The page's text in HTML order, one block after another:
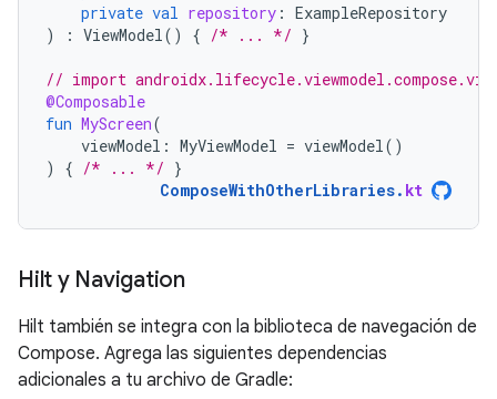
private val repository : ExampleRepository
)
: ViewModel() { /* ... */ }
// import
@Composable
fun MyScreen(
viewModel : MyViewModel = viewModel()
)
{ /* ... */ }
ComposeWithOtherLibraries. kt
Hilt y Navigation
Hilt también se integra con la biblioteca de navegación de
Compose. Agrega las siguientes dependencias
adicionales a tu archivo de Gradle: